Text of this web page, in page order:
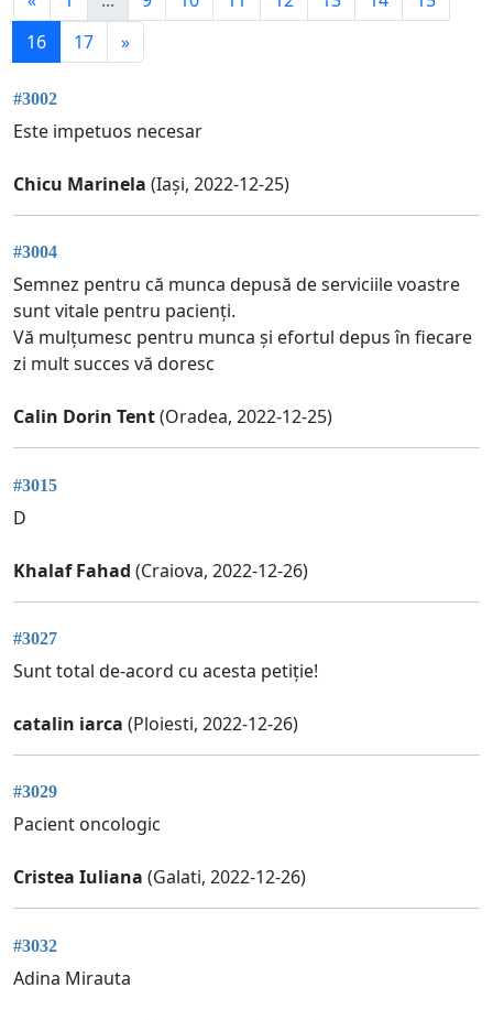
16
17 »
#3002
Este impetuos necesar
Chicu Marinela (Iași, 2022-12-25)
#3004
Semnez pentru că munca depusă de serviciile voastre
sunt vitale pentru pacienți.
Vă mulțumesc pentru munca și efortul depus în fiecare
zi mult succes vă doresc
Calin Dorin Tent(Oradea, 2022-12-25)
#3015
D
Khalaf Fahad (Craiova, 2022-12-26)
#3027
Sunt total de-acord cu acesta petiție!
catalin iarca (Ploiesti, 2022-12-26)
#3029
Pacient oncologic
Cristea Iuliana (Galati, 2022-12-26)
#3032
Adina Mirauta